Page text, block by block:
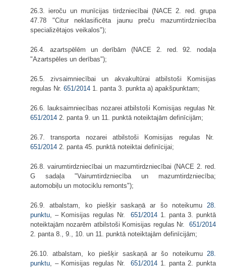
26.3. ieroču un munīcijas tirdzniecībai (NACE 2. red. grupa
47.78 "Citur neklasificēta jaunu preču mazumtirdzniecība
specializētajos veikalos");
26.4. azartspēlēm un derībām (NACE 2. red. 92. nodaļa
"Azartspēles un derības");
26.5. zivsaimniecībai un akvakultūrai atbilstoši Komisijas
regulas Nr. 651/2014 1. panta 3. punkta a) apakšpunktam;
26.6. lauksaimniecības nozarei atbilstoši Komisijas regulas Nr.
651/2014 2. panta 9. un 11. punktā noteiktajām definīcijām;
26.7. transporta nozarei atbilstoši Komisijas regulas Nr.
651/2014 2. panta 45. punktā noteiktai definīcijai;
26.8. vairumtirdzniecībai un mazumtirdzniecībai (NACE 2. red.
G sadaļa "Vairumtirdzniecība un mazumtirdzniecība;
automobiļu un motociklu remonts");
26.9. atbalstam, ko piešķir saskaņā ar šo noteikumu 28.
punktu , – Komisijas regulas Nr. 651/2014 1. panta 3. punktā
noteiktajām nozarēm atbilstoši Komisijas regulas Nr.
651/2014
2. panta 8., 9., 10. un 11. punktā noteiktajām definīcijām;
26.10. atbalstam, ko piešķir saskaņā ar šo noteikumu 28.
punktu , – Komisijas regulas Nr. 651/2014 1. panta 2. punkta